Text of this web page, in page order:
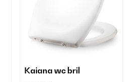
Kaiana wc bril